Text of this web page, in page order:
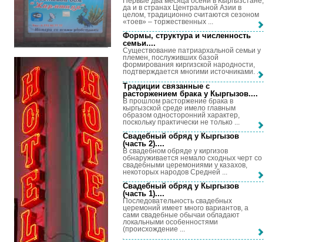
да и в странах Центральной Азии в
целом, традиционно считаются сезоном
«тоев» – торжественных ...
Формы, структура и численность
семьи....
Существование патриархальной семьи у
племен, послуживших базой
формирования киргизской народности,
подтверждается многими источниками. ...
Традиции связанные с
расторжением брака у Кыргызов....
В прошлом расторжение брака в
кыргызской среде имело главным
образом односторонний характер,
поскольку практически не только ...
Свадебный обряд у Кыргызов
(часть 2)....
В свадебном обряде у киргизов
обнаруживается немало сходных черт со
свадебными церемониями у казахов,
некоторых народов Средней ...
Свадебный обряд у Кыргызов
(часть 1)....
Последовательность свадебных
церемоний имеет много вариантов, а
сами свадебные обычаи обладают
локальными особенностями
(происхождение ...